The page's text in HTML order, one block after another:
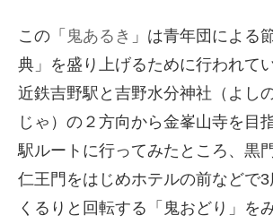
この「 鬼あるき 」は青年団による
典」を盛り上げるために行われて
近鉄吉野駅と吉野水分神社（よし
じゃ）の２方向から金峯山寺を目
駅ルートに行ってみたところ、黒
仁王門をはじめホテルの前などで3
くるりと回転する「鬼おどり」を